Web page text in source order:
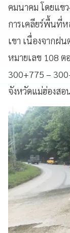
คมนาคม โดยแข
การเคลียร์พื้นที่
เขา เนื่องจากฝ
หมายเลข 108 ต
300+775 –
จังหวัดแม่ฮ่องส